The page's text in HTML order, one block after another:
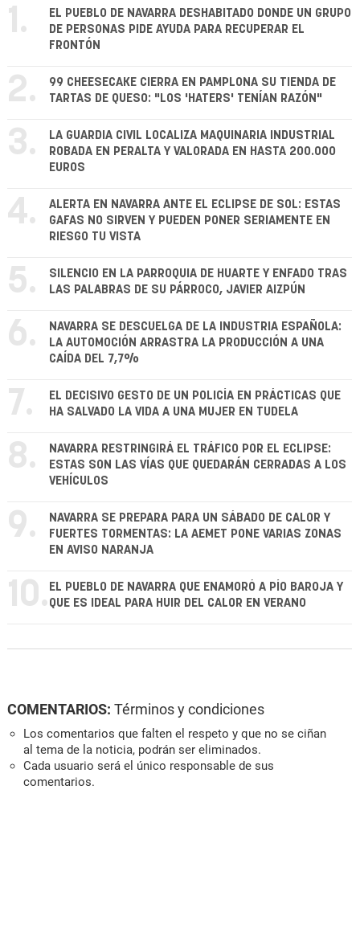
1.
EL PUEBLO DE NAVARRA DESHABITADO DONDE UN GRUPO
DE PERSONAS PIDE AYUDA PARA RECUPERAR EL
FRONTÓN
2.
99 CHEESECAKE CIERRA EN PAMPLONA SU TIENDA DE
TARTAS DE QUESO: "LOS 'HATERS' TENÍAN RAZÓN"
3.
LA GUARDIA CIVIL LOCALIZA MAQUINARIA INDUSTRIAL
ROBADA EN PERALTA Y VALORADA EN HASTA 200.000
EUROS
4.
ALERTA EN NAVARRA ANTE EL ECLIPSE DE SOL: ESTAS
GAFAS NO SIRVEN Y PUEDEN PONER SERIAMENTE EN
RIESGO TU VISTA
5.
SILENCIO EN LA PARROQUIA DE HUARTE Y ENFADO TRAS
LAS PALABRAS DE SU PÁRROCO, JAVIER AIZPÚN
6.
NAVARRA SE DESCUELGA DE LA INDUSTRIA ESPAÑOLA:
LA AUTOMOCIÓN ARRASTRA LA PRODUCCIÓN A UNA
CAÍDA DEL 7,7%
7.
EL DECISIVO GESTO DE UN POLICÍA EN PRÁCTICAS QUE
HA SALVADO LA VIDA A UNA MUJER EN TUDELA
8.
NAVARRA RESTRINGIRÁ EL TRÁFICO POR EL ECLIPSE:
ESTAS SON LAS VÍAS QUE QUEDARÁN CERRADAS A LOS
VEHÍCULOS
9.
NAVARRA SE PREPARA PARA UN SÁBADO DE CALOR Y
FUERTES TORMENTAS: LA AEMET PONE VARIAS ZONAS
EN AVISO NARANJA
10. EL PUEBLO DE NAVARRA QUE ENAMORÓ A PÍO BAROJA Y
QUE ES IDEAL PARA HUIR DEL CALOR EN VERANO
COMENTARIOS: Términos y condiciones
Los comentarios que falten el respeto y que no se ciñan
al tema de la noticia, podrán ser eliminados.
Cada usuario será el único responsable de sus
comentarios.